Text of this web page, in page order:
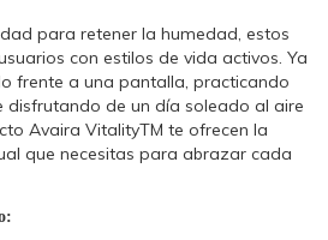
para retener la humedad, estos
con estilos de vida activos. Ya
frente a una pantalla, practicando
de un día soleado al aire
Avaira VitalityTM te ofrecen la
que necesitas para abrazar cada